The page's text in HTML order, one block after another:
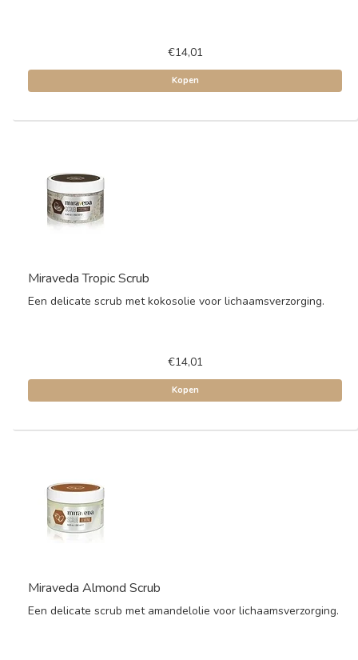
€14,01
Kopen
Miraveda Tropic Scrub
Een delicate scrub met kokosolie voor lichaamsverzorging.
€14,01
Kopen
Miraveda Almond Scrub
Een delicate scrub met amandelolie voor lichaamsverzorging.